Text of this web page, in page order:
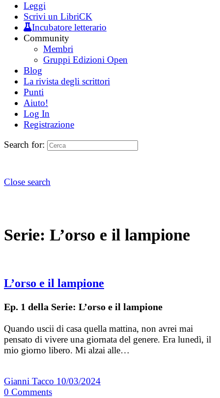
Leggi
Scrivi un LibriCK
Incubatore letterario
Community
Membri
Gruppi Edizioni Open
Blog
La rivista degli scrittori
Punti
Aiuto!
Log In
Registrazione
Search for:
Close search
Serie: L’orso e il lampione
L’orso e il lampione
Ep. 1 della Serie: L’orso e il lampione
Quando uscii di casa quella mattina, non avrei mai
pensato di vivere una giornata del genere. Era lunedì, il
mio giorno libero. Mi alzai alle…
Gianni Tacco 10/03/2024
0 Comments